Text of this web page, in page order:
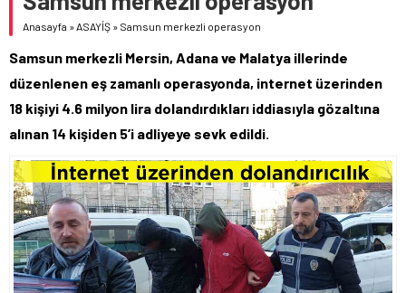
Anasayfa »ASAYİŞ » Samsun merkezli operasyon
Samsun merkezli Mersin, Adana ve Malatya illerinde
düzenlenen eş zamanlı operasyonda, internet üzerinden
18 kişiyi 4.6 milyon lira dolandırdıkları iddiasıyla gözaltına
alınan 14 kişiden 5’i adliyeye sevk edildi.